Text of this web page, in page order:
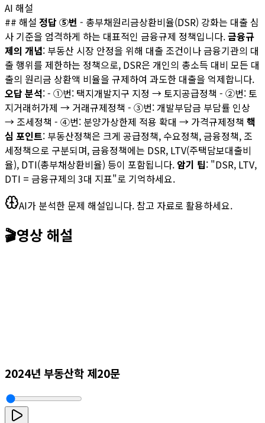
AI 해설
## 해설 정답 ⑤번 - 총부채원리금상환비율(DSR) 강화는 대출 심
사 기준을 엄격하게 하는 대표적인 금융규제 정책입니다.금융규
제의 개념: 부동산 시장 안정을 위해 대출 조건이나 금융기관의 대
출 행위를 제한하는 정책으로, DSR은 개인의 총소득 대비 모든 대
출의 원리금 상환액 비율을 규제하여 과도한 대출을 억제합니다.
오답 분석: - ①번: 택지개발지구 지정 → 토지공급정책 - ②번: 토
지거래허가제 → 거래규제정책 - ③번: 개발부담금 부담률 인상
→ 조세정책 - ④번: 분양가상한제 적용 확대 → 가격규제정책 핵
심 포인트: 부동산정책은 크게 공급정책, 수요정책, 금융정책, 조
세정책으로 구분되며, 금융정책에는 DSR, LTV(주택담보대출비
율), DTI(총부채상환비율) 등이 포함됩니다. 암기 팁: "DSR, LTV,
DTI = 금융규제의 3대 지표"로 기억하세요.
AI가 분석한 문제 해설입니다. 참고 자료로 활용하세요.
🎬영상 해설
2024년 부동산학 제20문